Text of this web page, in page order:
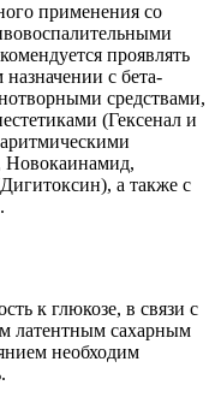
применения со
проявлять
с бета-
средствами,
(Гексенал и
Новокаинамид,
а также с
к глюкозе, в связи с
латентным сахарным
необходим